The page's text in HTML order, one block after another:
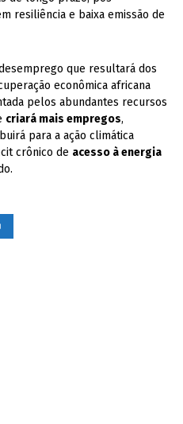
resiliência e baixa emissão de
que resultará dos
econômica africana
pelos abundantes recursos
criará mais empregos,
para a ação climática
crônico de acesso à energia